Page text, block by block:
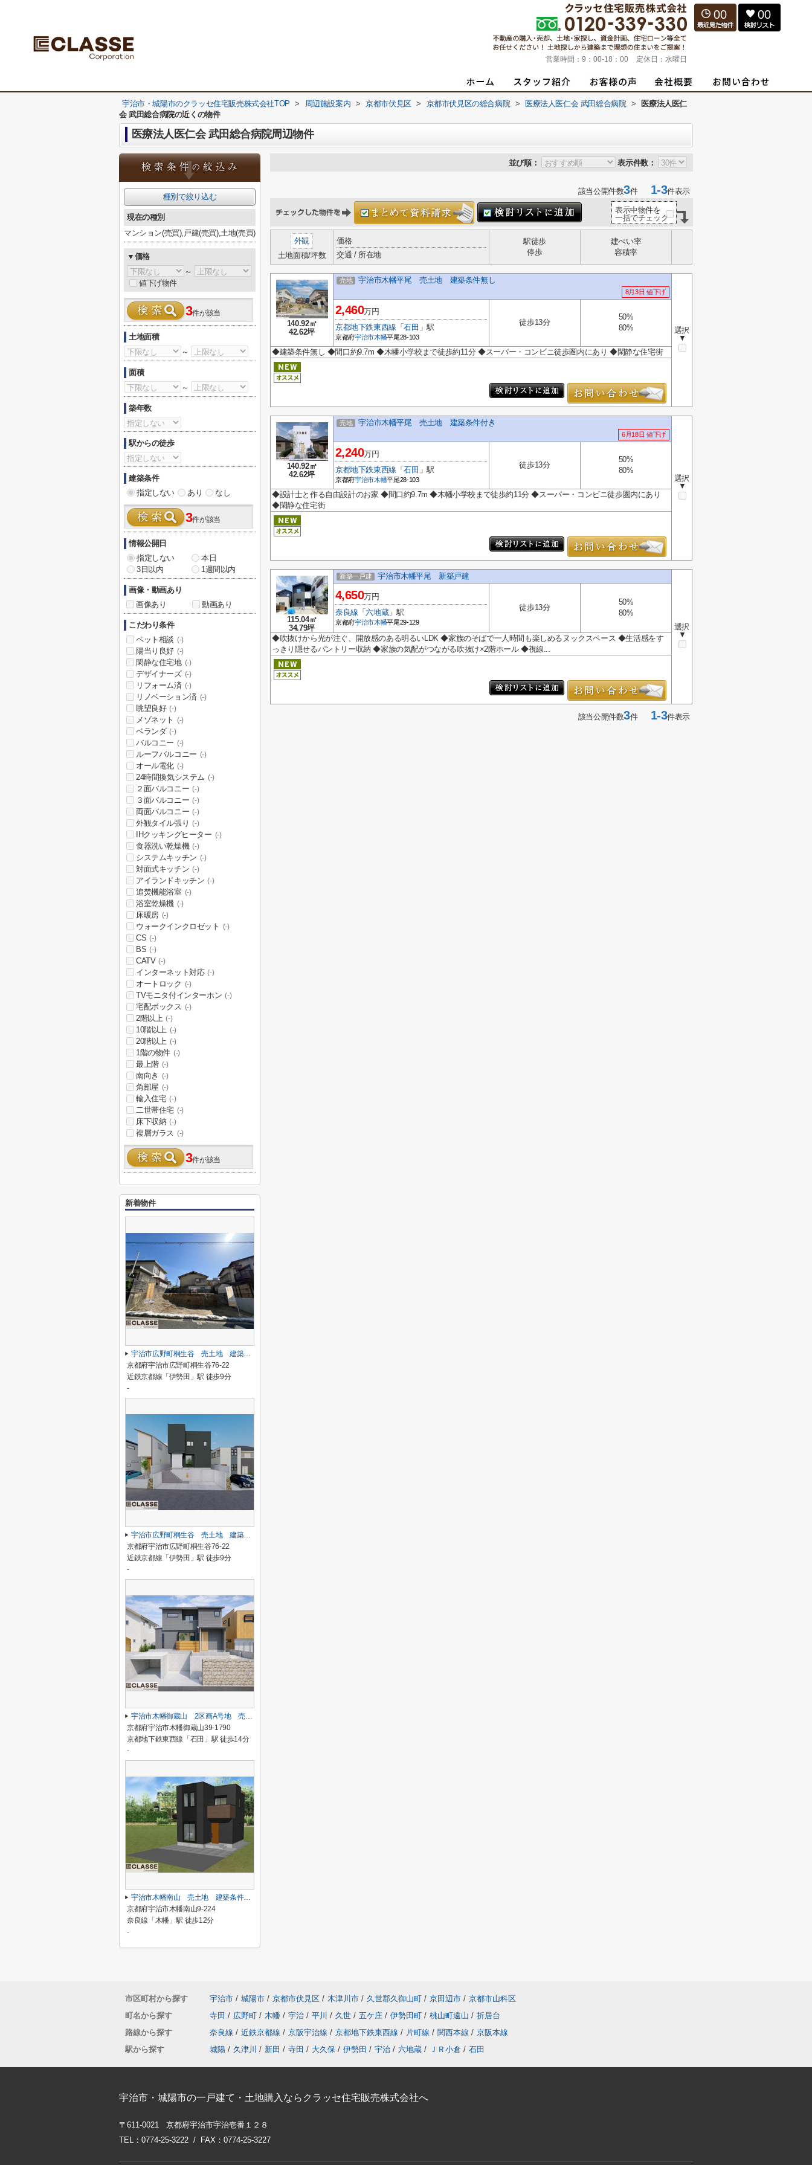
営業時間： 9：00-18：00 定休日： 水曜日
00 00
宇治市・城陽市のクラッセ住宅販売株式会社TOP > 周辺施設案内 > 京都市伏見区 > 京都市伏見区の総合病院 > 医療法人医仁会 武田総合病院 >
医療法人医仁
会 武田総合病院の近くの物件
医療法人医仁会 武田総合病院周辺物件
並び順： 表示件数：
該当公開件数3件1-3件表示
表示中物件を
一括でチェック
外観
土地面積/坪数
価格
交通 / 所在地
駅徒歩
停歩
建ぺい率
容積率
140.92㎡
42.62坪
売地 宇治市木幡平尾 売土地 建築条件無し
8月3日 値下げ
選択
▼
2,460万円
京都地下鉄東西線 「石田 」駅
京都府宇治市木幡平尾28-103
徒歩13分
50%
80%
◆建築条件無し ◆間口約9.7m ◆木幡小学校まで徒歩約11分 ◆スーパー・コンビニ徒歩圏内にあり ◆閑静な住宅街
140.92㎡
42.62坪
売地 宇治市木幡平尾 売土地 建築条件付き
6月18日 値下げ
選択
▼
2,240万円
京都地下鉄東西線 「石田 」駅
京都府宇治市木幡平尾28-103
徒歩13分
50%
80%
◆設計士と作る自由設計のお家 ◆間口約9.7m ◆木幡小学校まで徒歩約11分 ◆スーパー・コンビニ徒歩圏内にあり
◆閑静な住宅街
115.04㎡
34.79坪
新築一戸建 宇治市木幡平尾 新築戸建
選択
▼
4,650万円
奈良線 「六地蔵」駅
京都府宇治市木幡平尾29-129
徒歩13分
50%
80%
◆吹抜けから光が注ぐ、開放感のある明るいLDK ◆家族のそばで一人時間も楽しめるヌックスペース ◆生活感をす
っきり隠せるパントリー収納 ◆家族の気配がつながる吹抜け×2階ホール ◆視線...
該当公開件数3件1-3件表示
種別で絞り込む
現在の種別
マンション(売買),戸建(売買),土地(売買)
▼価格
～
値下げ物件
3件が該当
土地面積
～
面積
～
築年数
駅からの徒歩
建築条件
指定しない
あり なし
3件が該当
情報公開日
指定しない
本日
3日以内
1週間以内
画像・動画あり
画像あり
動画あり
こだわり条件
ペット相談 (-)
陽当り良好 (-)
閑静な住宅地 (-)
デザイナーズ (-)
リフォーム済 (-)
リノベーション済 (-)
眺望良好 (-)
メゾネット (-)
ベランダ (-)
バルコニー (-)
ルーフバルコニー (-)
オール電化 (-)
24時間換気システム (-)
２面バルコニー (-)
３面バルコニー (-)
両面バルコニー (-)
外観タイル張り (-)
IHクッキングヒーター (-)
食器洗い乾燥機 (-)
システムキッチン (-)
対面式キッチン (-)
アイランドキッチン (-)
追焚機能浴室 (-)
浴室乾燥機 (-)
床暖房 (-)
ウォークインクロゼット (-)
CS (-)
BS (-)
CATV (-)
インターネット対応 (-)
オートロック (-)
TVモニタ付インターホン (-)
宅配ボックス (-)
2階以上 (-)
10階以上 (-)
20階以上 (-)
1階の物件 (-)
最上階 (-)
南向き (-)
角部屋 (-)
輸入住宅 (-)
二世帯住宅 (-)
床下収納 (-)
複層ガラス (-)
3件が該当
新着物件
宇治市広野町桐生谷 売土地 建築条件無し
京都府宇治市広野町桐生谷76-22
近鉄京都線「伊勢田」駅 徒歩9分
-
宇治市広野町桐生谷 売土地 建築条件付き
京都府宇治市広野町桐生谷76-22
近鉄京都線「伊勢田」駅 徒歩9分
-
宇治市木幡御蔵山 2区画A号地 売土地 建築条件付き
京都府宇治市木幡御蔵山39-1790
京都地下鉄東西線「石田」駅 徒歩14分
-
宇治市木幡南山 売土地 建築条件無し
京都府宇治市木幡南山9-224
奈良線「木幡」駅 徒歩12分
-
市区町村から探す 宇治市 / 城陽市 / 京都市伏見区 / 木津川市 / 久世郡久御山町 / 京田辺市 / 京都市山科区
町名から探す
寺田 / 広野町 / 木幡 / 宇治 / 平川 / 久世 / 五ケ庄 / 伊勢田町 / 桃山町遠山 / 折居台
路線から探す
奈良線 / 近鉄京都線 / 京阪宇治線 / 京都地下鉄東西線 / 片町線 / 関西本線 / 京阪本線
駅から探す
城陽 / 久津川 / 新田 / 寺田 / 大久保 / 伊勢田 / 宇治 / 六地蔵 / ＪＲ小倉 / 石田
宇治市・城陽市の一戸建て・土地購入ならクラッセ住宅販売株式会社へ
〒611-0021 京都府宇治市宇治壱番１２８
TEL：0774-25-3222 / FAX：0774-25-3227